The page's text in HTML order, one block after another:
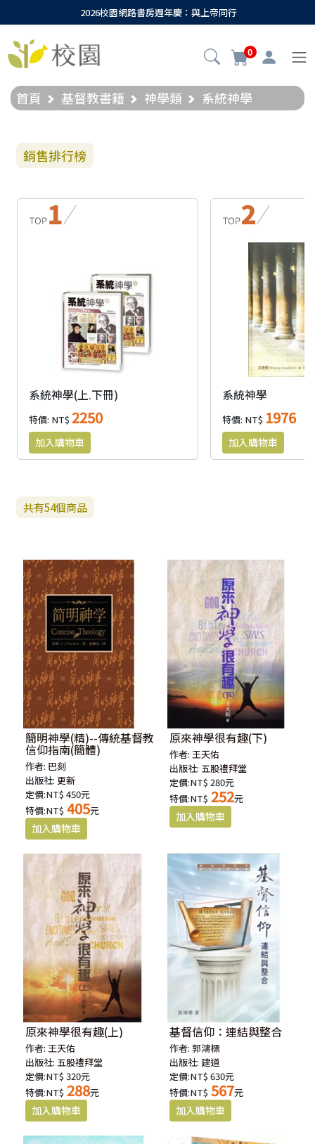
2026校園網路書房週年慶：與上帝同行
0
首頁 基督教書籍 神學類 系統神學
銷售排行榜
系統神學(上.下冊)
特價: NT$2250
系統神學
特價: NT$ 1976
共有54個商品
簡明神學(精)--傳統基督教
信仰指南(簡體)
作者: 巴刻
出版社:更新
定價:NT$ 450元
特價:NT$ 405元
原來神學很有趣(下)
作者:王天佑
出版社: 五股禮拜堂
定價:NT$ 280元
特價:NT$ 252元
原來神學很有趣(上)
作者:王天佑
出版社: 五股禮拜堂
定價:NT$ 320元
特價:NT$ 288元
基督信仰：連結與整合
作者:郭鴻標
出版社: 建道
定價:NT$ 630元
特價:NT$ 567元